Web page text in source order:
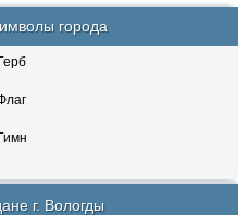
города
Герб
Гимн
г. Вологды